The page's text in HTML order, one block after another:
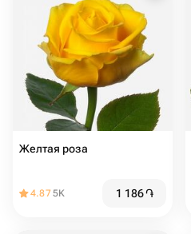
Желтая роза
4.875K 1 186֏